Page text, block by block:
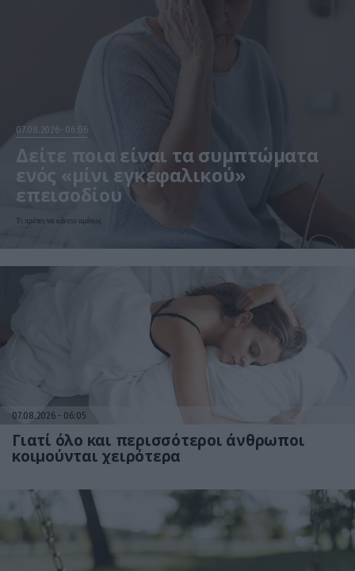
07.08.2026 06:06
Δείτε ποια είναι τα συμπτώματα
ενός «μίνι εγκεφαλικού»
επεισοδίου
Τι πρέπει να κάνετε αμέσως
07.08.2026 06:05
Γιατί όλο και περισσότεροι άνθρωποι
κοιμούνται χειρότερα